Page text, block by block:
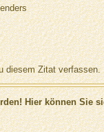
diesem Zitat verfassen.
Hier können Sie